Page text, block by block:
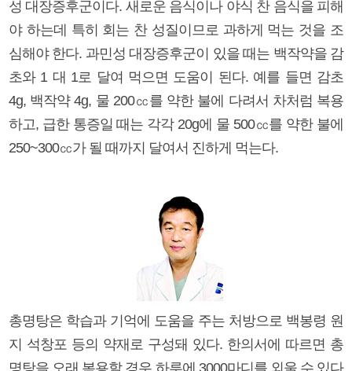
성 대장증후군이다. 새로운 음식이나 야식 찬 음식을 피해
야 하는데 특히 회는 찬 성질이므로 과하게 먹는 것을 조
심해야 한다. 과민성 대장증후군이 있을 때는 백작약을 감
초와 1 대 1로 달여 먹으면 도움이 된다. 예를 들면 감초
4g, 백작약 4g, 물 200㏄를 약한 불에 다려서 차처럼 복용
하고, 급한 통증일 때는 각각 20g에 물 500㏄를 약한 불에
250~300㏄가 될 때까지 달여서 진하게 먹는다.
총명탕은 학습과 기억에 도움을 주는 처방으로 백봉령 원
지 석창포 등의 약재로 구성돼 있다. 한의서에 따르면 총
명탕을 오래 복용할 경우 하루에 3000마디를 외울 수 있다